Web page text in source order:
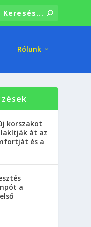
Rólunk
korszakot
át az
és a
a